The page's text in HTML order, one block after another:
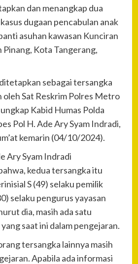
dan menangkap dua
dugaan pencabulan anak
asuhan kawasan Kunciran
Pinang, Kota Tangerang,
sebagai tersangka
oleh Sat Reskrim Polres Metro
Kabid Humas Polda
Pol H. Ade Ary Syam Indradi,
kemarin (04/10/2024).
Ary Syam Indradi
kedua tersangka itu
S (49) selaku pemilik
selaku pengurus yayasan
dia, masih ada satu
saat ini dalam pengejaran.
tersangka lainnya masih
Apabila ada informasi